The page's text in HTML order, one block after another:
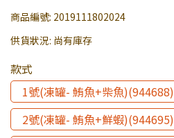
商品編號: 2019111802024
供貨狀況: 尚有庫存
款式
1號(凍罐- 鮪魚+柴魚)(944688)
2號(凍罐- 鮪魚+鮮蝦)(944695)